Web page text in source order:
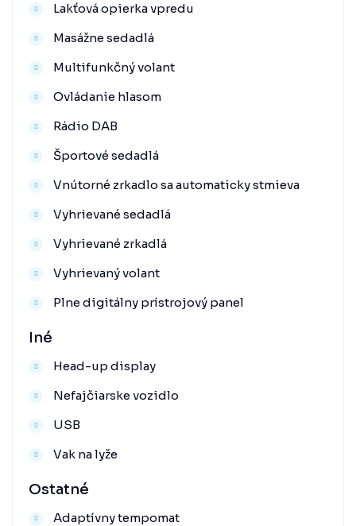
Lakťová opierka vpredu
Masážne sedadlá
Multifunkčný volant
Ovládanie hlasom
Rádio DAB
Športové sedadlá
Vnútorné zrkadlo sa automaticky stmieva
Vyhrievané sedadlá
Vyhrievané zrkadlá
Vyhrievaný volant
Plne digitálny prístrojový panel
Iné
Head-up display
Nefajčiarske vozidlo
USB
Vak na lyže
Ostatné
Adaptívny tempomat